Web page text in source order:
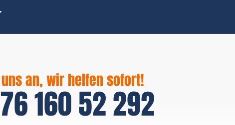
uns an, wir helfen sofort!
160 52 292